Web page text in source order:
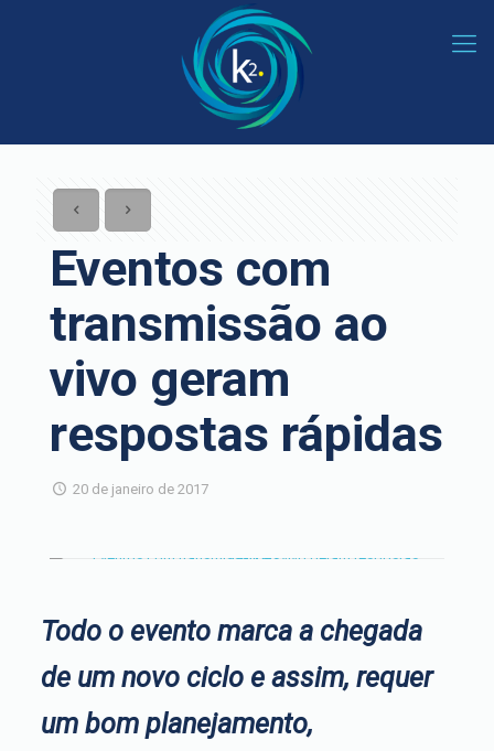
Eventos com
transmissão ao
vivo geram
respostas rápidas
20 de janeiro de 2017
Todo o evento marca a chegada
de um novo ciclo e assim, requer
um bom planejamento,